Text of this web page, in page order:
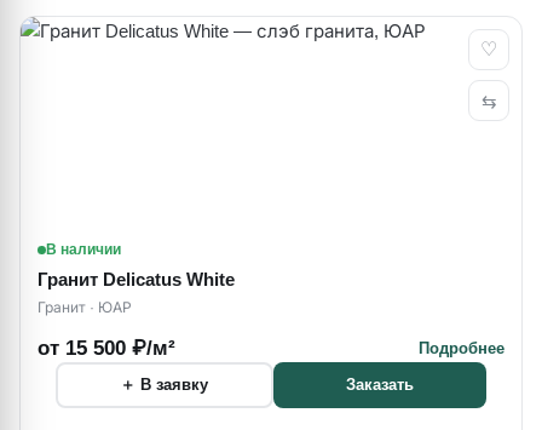
♡
⇆
В наличии
Гранит Delicatus White
Гранит · ЮАР
от 15 500 ₽/м² Подробнее
＋ В заявку Заказать